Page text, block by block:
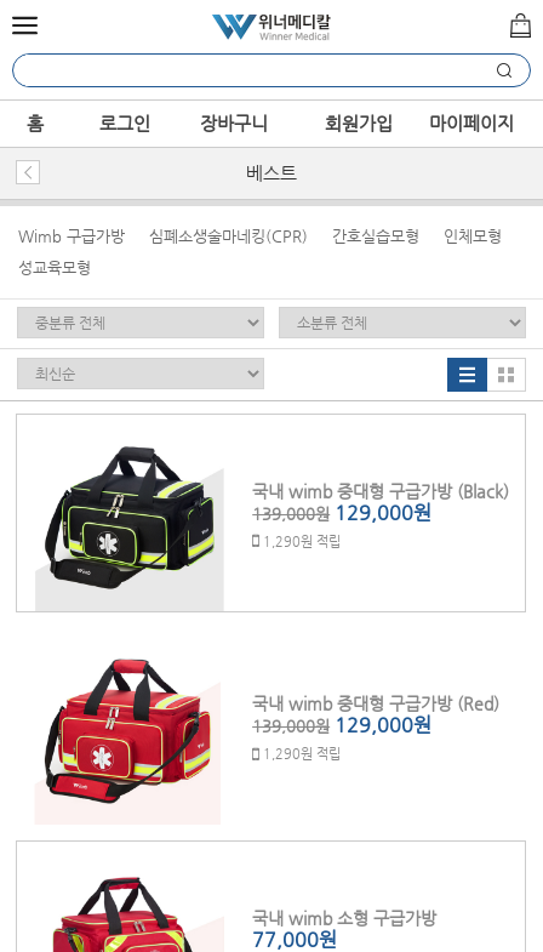
홈 로그인 장바구니 회원가입 마이페이지
베스트
Wimb 구급가방 심폐소생술마네킹(CPR) 간호실습모형
인체모형
성교육모형
국내 wimb 중대형 구급가방 (Black)
139,000원 129,000원
1,290원 적립
국내 wimb 중대형 구급가방 (Red)
139,000원 129,000원
1,290원 적립
국내 wimb 소형 구급가방
77,000원